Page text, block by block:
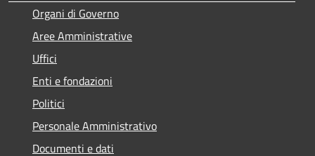
Organi di Governo
Aree Amministrative
Uffici
Enti e fondazioni
Politici
Personale Amministrativo
Documenti e dati